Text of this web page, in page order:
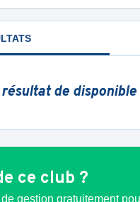
de
ce club ?
gestion gratuitement